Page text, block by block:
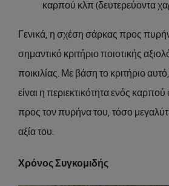
καρπού κλπ (δευτερεύοντα
Γενικά, η σχέση σάρκας προς
σημαντικό κριτήριο ποιοτικής
ποικιλίας. Με βάση το κριτήριο
είναι η περιεκτικότητα ενός
προς τον πυρήνα του, τόσο
αξία του.
Χρόνος Συγκομιδής